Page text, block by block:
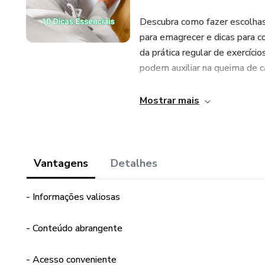
Descubra como fazer
para emagrecer e dicas para
da prática regular de
podem auxiliar na queima de
Além disso, o eBook aborda
jornada.
Mostrar mais
Vantagens Detalhes
- Informações valiosas
- Conteúdo abrangente
- Acesso conveniente